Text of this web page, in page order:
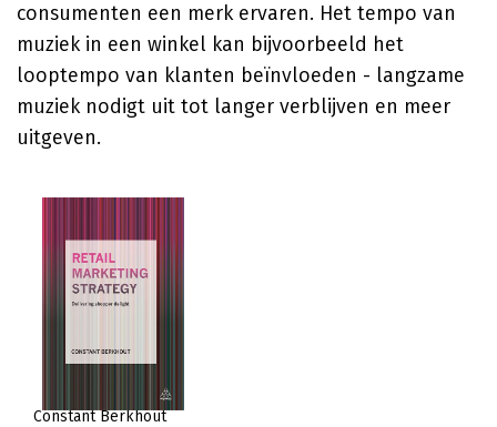
consumenten een merk ervaren. Het tempo van
muziek in een winkel kan bijvoorbeeld het
looptempo van klanten beïnvloeden - langzame
muziek nodigt uit tot langer verblijven en meer
uitgeven.
Constant Berkhout